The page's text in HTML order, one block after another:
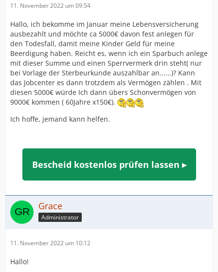
11. November 2022 um 09:54
Hallo, ich bekomme im Januar meine Lebensversicherung
ausbezahlt und möchte ca 5000€ davon fest anlegen für
den Todesfall, damit meine Kinder Geld für meine
Beerdigung haben. Reicht es, wenn ich ein Sparbuch anlege
mit dieser Summe und einen Sperrvermerk drin steht( nur
bei Vorlage der Sterbeurkunde auszahlbar an......)? Kann
das Jobcenter es dann trotzdem als Vermögen zählen . Mit
diesen 5000€ würde Ich dann übers Schonvermögen von
9000€ kommen ( 60Jahre x150€).
Ich hoffe, jemand kann helfen.
Bescheid kostenlos prüfen lassen ▸
Grace
Administrator
11. November 2022 um 10:12
Hallo!